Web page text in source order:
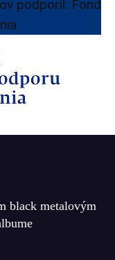
podporil: Fond
black metalovým